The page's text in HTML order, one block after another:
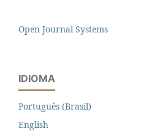
Open Journal Systems
IDIOMA
Português (Brasil)
English